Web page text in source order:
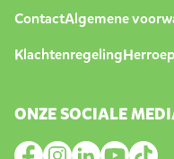
ContactAlgemene
Klachtenregeling
ONZE SOCIALE